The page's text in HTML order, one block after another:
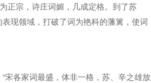
正宗，诗庄词媚，几成定格。到了苏
现领域，打破了词为艳科的藩篱，使词
宋各家词最盛，体非一格，苏、辛之雄放